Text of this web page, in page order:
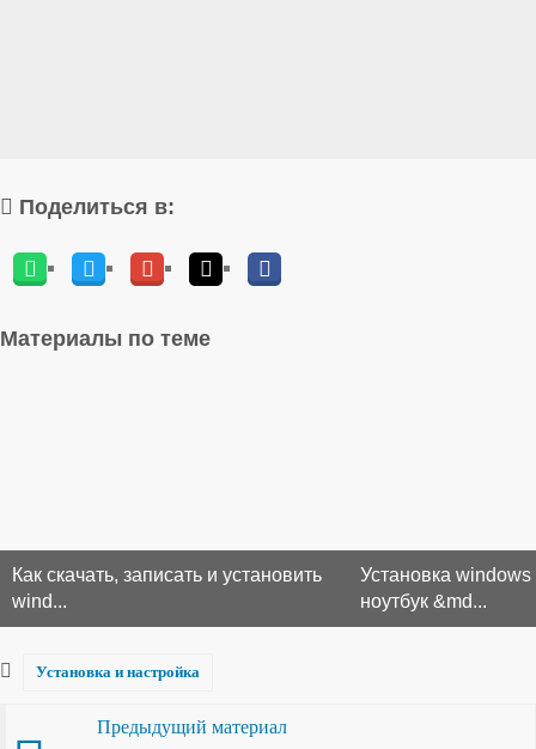
Поделиться в:
Материалы по теме
Как скачать, записать и установить
wind...
Установка windows
ноутбук &md...
Установка и настройка
Предыдущий материал